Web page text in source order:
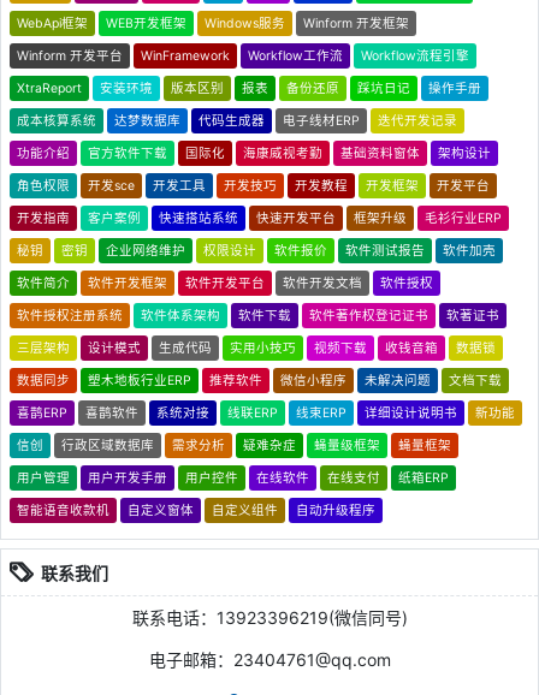
WebApi框架 WEB开发框架 Windows服务 Winform 开发框架
Winform 开发平台 WinFramework Workflow工作流 Workflow流程引擎
XtraReport 安装环境 版本区别 报表 备份还原 踩坑日记 操作手册
成本核算系统 达梦数据库 代码生成器 电子线材ERP 迭代开发记录
功能介绍 官方软件下载 国际化 海康威视考勤 基础资料窗体 架构设计
角色权限 开发sce 开发工具 开发技巧 开发教程 开发框架 开发平台
开发指南 客户案例 快速搭站系统 快速开发平台 框架升级 毛衫行业ERP
秘钥 密钥 企业网络维护 权限设计 软件报价 软件测试报告 软件加壳
软件简介 软件开发框架 软件开发平台 软件开发文档 软件授权
软件授权注册系统 软件体系架构 软件下载 软件著作权登记证书 软著证书
三层架构 设计模式 生成代码 实用小技巧 视频下载 收钱音箱 数据锁
数据同步 塑木地板行业ERP 推荐软件 微信小程序 未解决问题 文档下载
喜鹊ERP 喜鹊软件 系统对接 线联ERP 线束ERP 详细设计说明书 新功能
信创 行政区域数据库 需求分析 疑难杂症 蝇量级框架 蝇量框架
用户管理 用户开发手册 用户控件 在线软件 在线支付 纸箱ERP
智能语音收款机 自定义窗体 自定义组件 自动升级程序
联系我们
联系电话：13923396219(微信同号)
电子邮箱：23404761@qq.com